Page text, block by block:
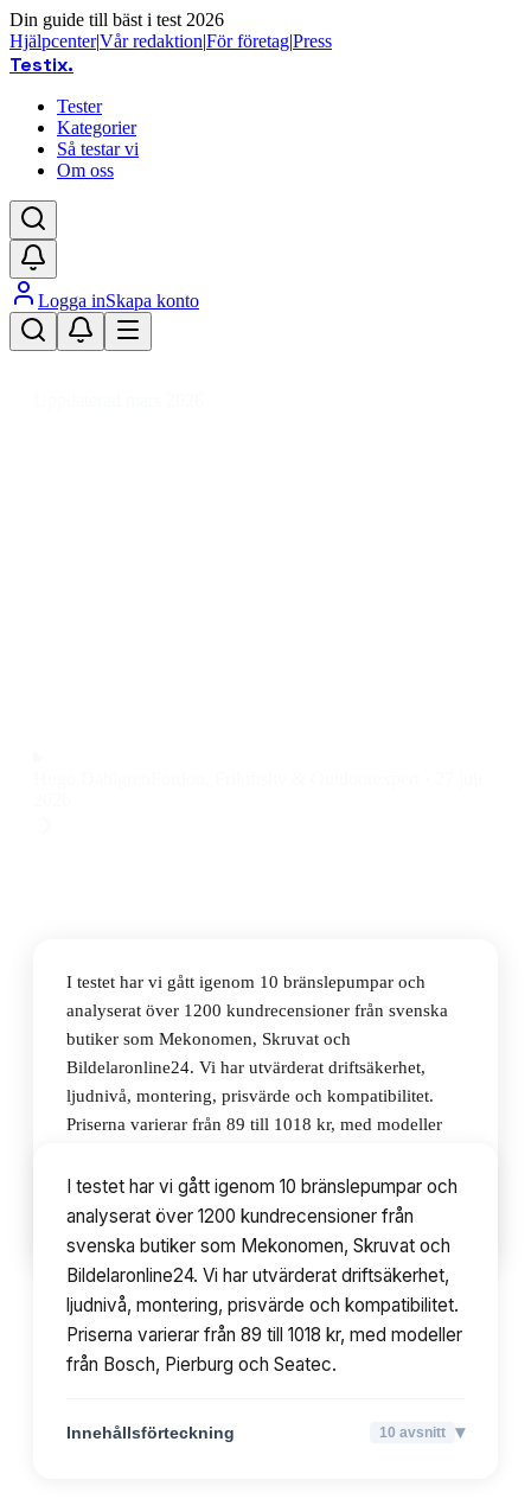
Din guide till bäst i test 2026
Hjälpcenter|Vår redaktion|För företag|Press
Testix.
Tester
Kategorier
Så testar vi
Om oss
Logga inSkapa konto
I testet har vi gått igenom 10 bränslepumpar och
analyserat över 1200 kundrecensioner från svenska
butiker som Mekonomen, Skruvat och
Bildelaronline24. Vi har utvärderat driftsäkerhet,
ljudnivå, montering, prisvärde och kompatibilitet.
Priserna varierar från 89 till 1018 kr, med modeller
Innehållsförteckning 10avsnitt
I testet har vi gått igenom 10 bränslepumpar och
analyserat över 1200 kundrecensioner från
svenska butiker som Mekonomen, Skruvat och
Bildelaronline24. Vi har utvärderat driftsäkerhet,
ljudnivå, montering, prisvärde och kompatibilitet.
Priserna varierar från 89 till 1018 kr, med modeller
från Bosch, Pierburg och Seatec.
Innehållsförteckning 10 avsnitt ▾